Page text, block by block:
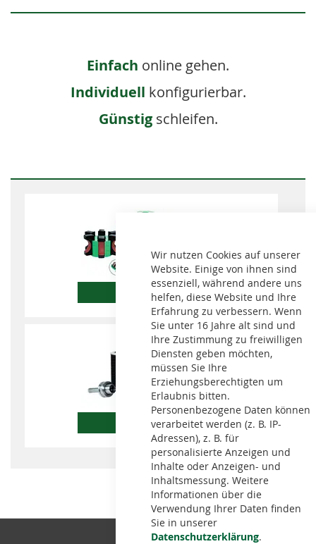
Wir nutzen Cookies auf unserer
Website. Einige von ihnen sind
essenziell, während andere uns
helfen, diese Website und Ihre
Erfahrung zu verbessern. Wenn
Sie unter 16 Jahre alt sind und
Ihre Zustimmung zu freiwilligen
Diensten geben möchten,
müssen Sie Ihre
Erziehungsberechtigten um
Erlaubnis bitten.
Personenbezogene Daten können
verarbeitet werden (z. B. IP-
Adressen), z. B. für
personalisierte Anzeigen und
Inhalte oder Anzeigen- und
Inhaltsmessung. Weitere
Informationen über die
Verwendung Ihrer Daten finden
Sie in unserer
Datenschutzerklärung.
Einfach online gehen.
Individuell konfigurierbar.
Günstigschleifen.
EcoFlex
Schleifigel